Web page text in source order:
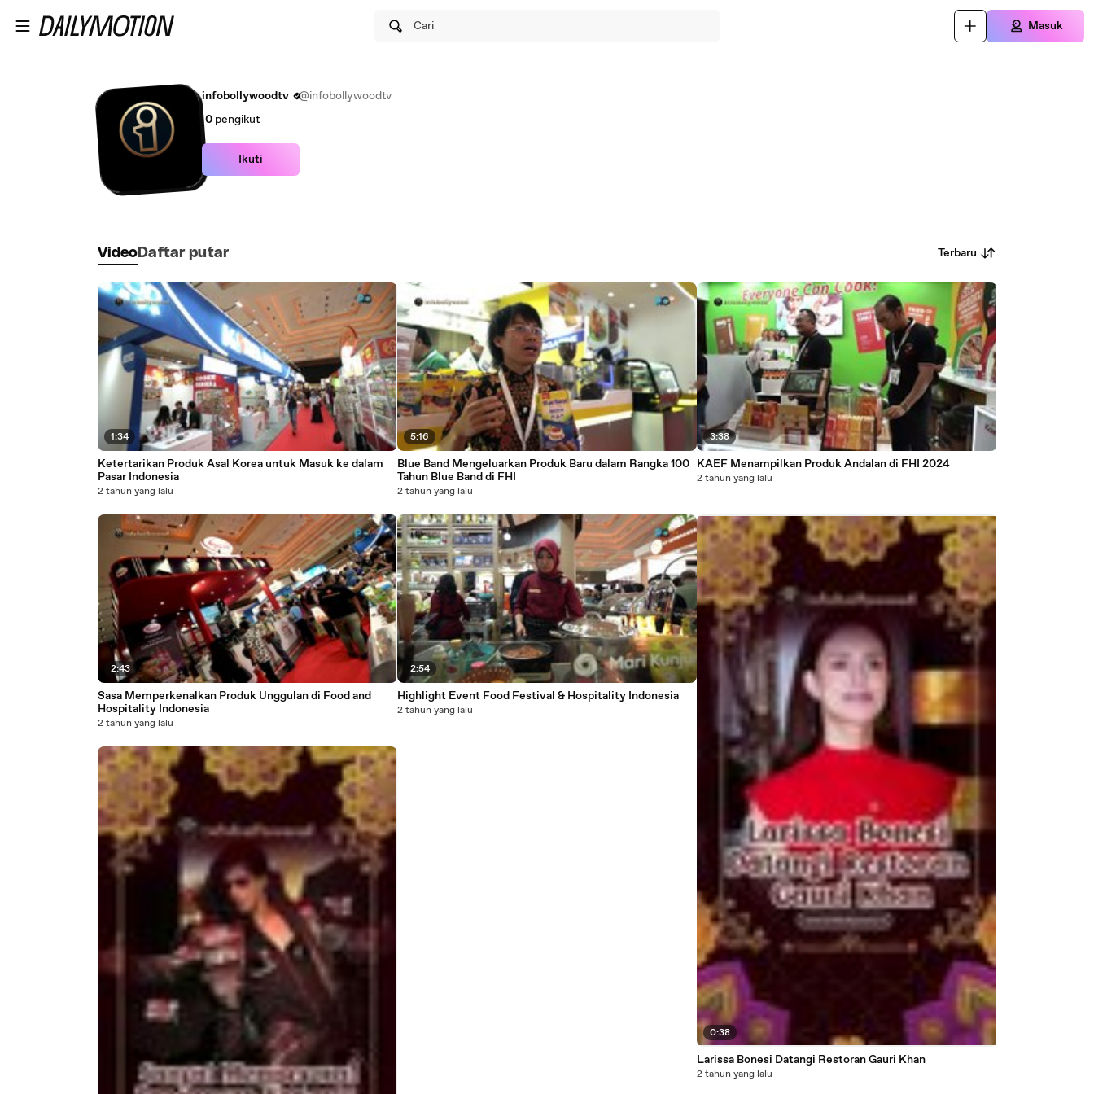
Cari Masuk
infobollywoodtv
@infobollywoodtv
0 pengikut
Ikuti
Video Daftar putar Terbaru
1:34
Ketertarikan Produk Asal Korea untuk Masuk ke dalam
Pasar Indonesia
2 tahun yang lalu
2:43
Sasa Memperkenalkan Produk Unggulan di Food and
Hospitality Indonesia
2 tahun yang lalu
5:16
Blue Band Mengeluarkan Produk Baru dalam Rangka 100
Tahun Blue Band di FHI
2 tahun yang lalu
2:54
Highlight Event Food Festival & Hospitality Indonesia
2 tahun yang lalu
3:38
KAEF Menampilkan Produk Andalan di FHI 2024
2 tahun yang lalu
0:38
Larissa Bonesi Datangi Restoran Gauri Khan
2 tahun yang lalu